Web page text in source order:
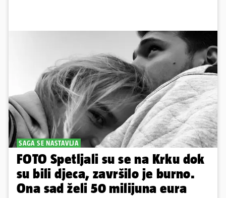
SAGA SE NASTAVLJA
FOTO Spetljali su se na Krku dok
su bili djeca, završilo je burno.
Ona sad želi 50 milijuna eura